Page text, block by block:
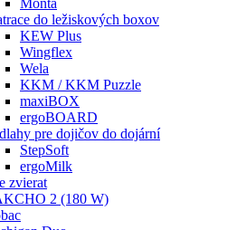
do ležiskových boxov
KEW Plus
Wingflex
Wela
KKM / KKM Puzzle
maxiBOX
ergoBOARD
pre dojičov do dojární
StepSoft
ergoMilk
zvierat
2 (180 W)